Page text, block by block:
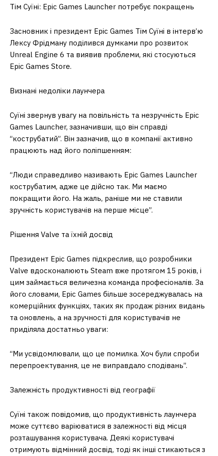
Тім Суїні: Epic Games Launcher потребує покращень
Засновник і президент Epic Games Тім Суїні в інтерв’ю
Лексу Фрідману поділився думками про розвиток
Unreal Engine 6 та виявив проблеми, які стосуються
Epic Games Store.
Визнані недоліки лаунчера
Суїні звернув увагу на повільність та незручність Epic
Games Launcher, зазначивши, що він справді
“кострубатий”. Він зазначив, що в компанії активно
працюють над його поліпшенням:
“Люди справедливо називають Epic Games Launcher
кострубатим, адже це дійсно так. Ми маємо
покращити його. На жаль, раніше ми не ставили
зручність користувачів на перше місце”.
Рішення Valve та їхній досвід
Президент Epic Games підкреслив, що розробники
Valve вдосконалюють Steam вже протягом 15 років, і
цим займається величезна команда професіоналів. За
його словами, Epic Games більше зосереджувалась на
комерційних функціях, таких як продаж різних видань
та оновлень, а на зручності для користувачів не
приділяла достатньо уваги:
“Ми усвідомлювали, що це помилка. Хоч були спроби
перепроектування, це не виправдало сподівань”.
Залежність продуктивності від географії
Суїні також повідомив, що продуктивність лаунчера
може суттєво варіюватися в залежності від місця
розташування користувача. Деякі користувачі
отримують відмінний досвід, тоді як інші стикаються з